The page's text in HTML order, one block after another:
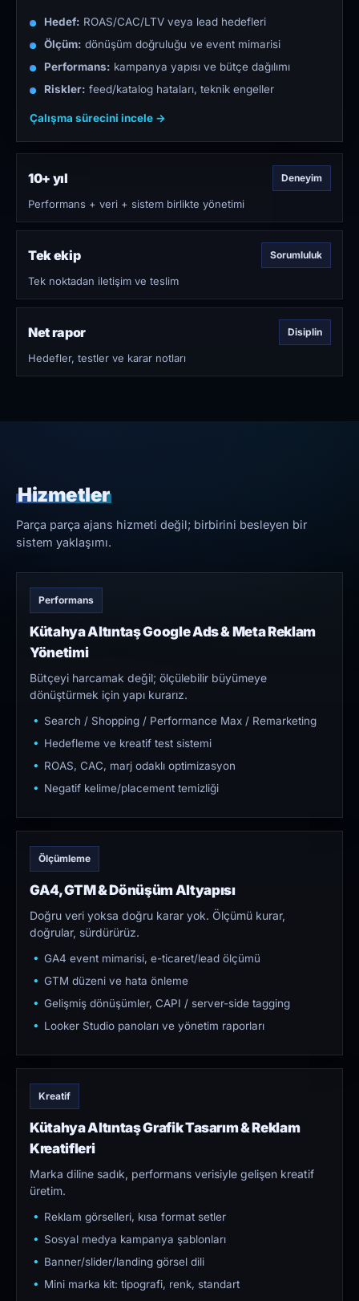
Hedef: ROAS/CAC/LTV veya lead hedefleri
Ölçüm: dönüşüm doğruluğu ve event mimarisi
Performans: kampanya yapısı ve bütçe dağılımı
Riskler: feed/katalog hataları, teknik engeller
Çalışma sürecini incele →
10+ yıl Deneyim
Performans + veri + sistem birlikte yönetimi
Tek ekip Sorumluluk
Tek noktadan iletişim ve teslim
Net rapor Disiplin
Hedefler, testler ve karar notları
Hizmetler
Parça parça ajans hizmeti değil; birbirini besleyen bir
sistem yaklaşımı.
Performans
Kütahya Altıntaş Google Ads & Meta Reklam
Yönetimi
Bütçeyi harcamak değil; ölçülebilir büyümeye
dönüştürmek için yapı kurarız.
Search / Shopping / Performance Max / Remarketing
Hedefleme ve kreatif test sistemi
ROAS, CAC, marj odaklı optimizasyon
Negatif kelime/placement temizliği
Ölçümleme
GA4, GTM & Dönüşüm Altyapısı
Doğru veri yoksa doğru karar yok. Ölçümü kurar,
doğrular, sürdürürüz.
GA4 event mimarisi, e-ticaret/lead ölçümü
GTM düzeni ve hata önleme
Gelişmiş dönüşümler, CAPI / server-side tagging
Looker Studio panoları ve yönetim raporları
Kreatif
Kütahya Altıntaş Grafik Tasarım & Reklam
Kreatifleri
Marka diline sadık, performans verisiyle gelişen kreatif
üretim.
Reklam görselleri, kısa format setler
Sosyal medya kampanya şablonları
Banner/slider/landing görsel dili
Mini marka kit: tipografi, renk, standart